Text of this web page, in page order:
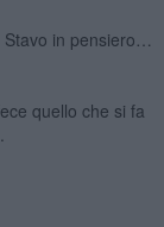
in pensiero…
quello che si fa